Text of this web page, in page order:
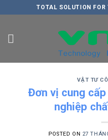
to
TOTAL SOLUTION FOR
VẬT TƯ
Đơn vị cung
nghiệp
POSTED ON 27